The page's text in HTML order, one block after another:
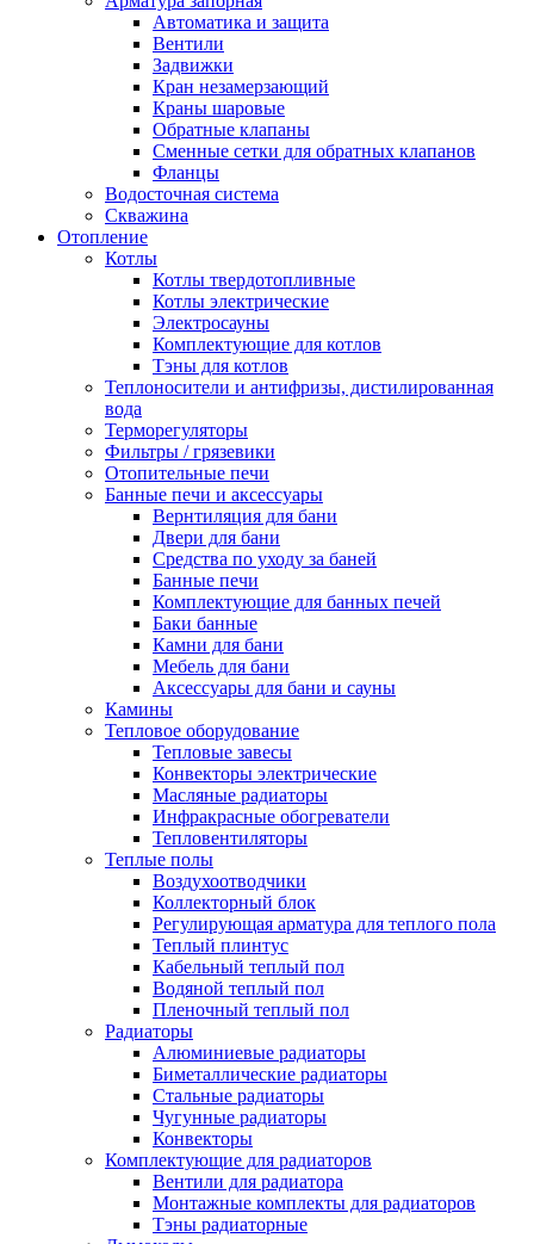
Автоматика и защита
Вентили
Задвижки
Кран незамерзающий
Краны шаровые
Обратные клапаны
Сменные сетки для обратных клапанов
Фланцы
Водосточная система
Скважина
Отопление
Котлы
Котлы твердотопливные
Котлы электрические
Электросауны
Комплектующие для котлов
Тэны для котлов
Теплоносители и антифризы, дистилированная
вода
Терморегуляторы
Фильтры / грязевики
Отопительные печи
Банные печи и аксессуары
Вернтиляция для бани
Двери для бани
Средства по уходу за баней
Банные печи
Комплектующие для банных печей
Баки банные
Камни для бани
Мебель для бани
Аксессуары для бани и сауны
Камины
Тепловое оборудование
Тепловые завесы
Конвекторы электрические
Масляные радиаторы
Инфракрасные обогреватели
Тепловентиляторы
Теплые полы
Воздухоотводчики
Коллекторный блок
Регулирующая арматура для теплого пола
Теплый плинтус
Кабельный теплый пол
Водяной теплый пол
Пленочный теплый пол
Радиаторы
Алюминиевые радиаторы
Биметаллические радиаторы
Стальные радиаторы
Чугунные радиаторы
Конвекторы
Комплектующие для радиаторов
Вентили для радиатора
Монтажные комплекты для радиаторов
Тэны радиаторные